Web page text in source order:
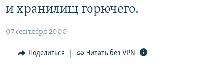
главной
Вернутся
поиску
КУЛЬТУРА
СЕВЕР.РЕАЛИИ
и хранилищ горючего.
07 сентября 2000
Поделиться Читать без VPN